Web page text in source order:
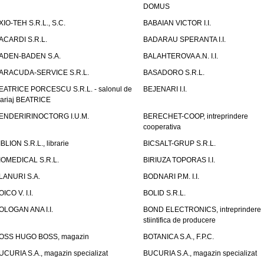
DOMUS
TEH S.R.L., S.C.
BABAIAN VICTOR I.I.
S.R.L.
BADARAU SPERANTA I.I.
BADEN S.A.
BALAHTEROVA A.N. I.I.
SERVICE S.R.L.
BASADORO S.R.L.
PORCESCU S.R.L. - salonul de
BEATRICE
BEJENARI I.I.
I.U.M.
BERECHET-COOP, intreprindere
cooperativa
S.R.L., librarie
BICSALT-GRUP S.R.L.
S.R.L.
BIRIUZA TOPORAS I.I.
S.A.
BODNARI P.M. I.I.
V. I.I.
BOLID S.R.L.
ANA I.I.
BOND ELECTRONICS, intreprindere
stiintifica de producere
HUGO BOSS, magazin
BOTANICA S.A., F.P.C.
S.A., magazin specializat
BUCURIA S.A., magazin specializat